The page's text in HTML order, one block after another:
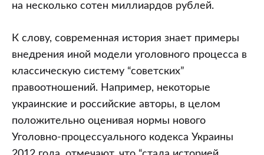
на несколько сотен миллиардов рублей.
К слову, современная история знает примеры
внедрения иной модели уголовного процесса в
классическую систему “советских”
правоотношений. Например, некоторые
украинские и российские авторы, в целом
положительно оценивая нормы нового
Уголовно-процессуального кодекса Украины